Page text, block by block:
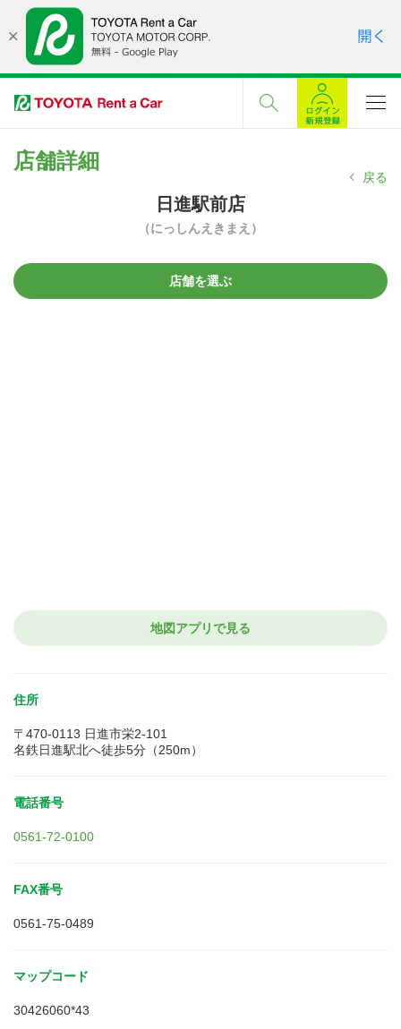
店舗詳細
戻る
日進駅前店
（にっしんえきまえ）
店舗を選ぶ
地図アプリで見る
住所
〒470-0113 日進市栄2-101
名鉄日進駅北へ徒歩5分（250m）
電話番号
0561-72-0100
FAX番号
0561-75-0489
マップコード
30426060*43